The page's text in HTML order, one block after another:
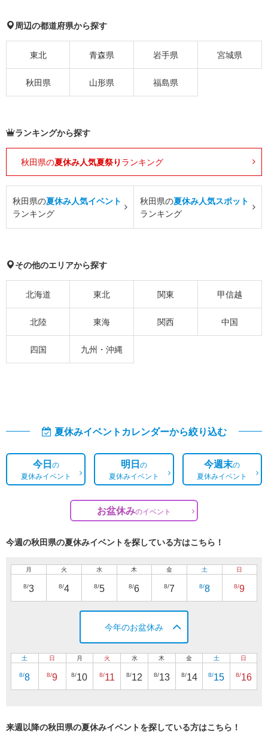
周辺の都道府県から探す
東北 青森県 岩手県 宮城県
秋田県 山形県 福島県
ランキングから探す
秋田県の夏休み人気夏祭り ランキング
秋田県の夏休み人気イベント
ランキング
秋田県の夏休み人気スポット
ランキング
その他のエリアから探す
北海道 東北 関東 甲信越
北陸 東海 関西 中国
四国 九州・沖縄
夏休みイベントカレンダーから絞り込む
今日の
夏休みイベント
明日の
夏休みイベント
今週末の
夏休みイベント
お盆休みのイベント
今週の秋田県の夏休みイベントを探している方はこちら！
月
8/3
火
8/4
水
8/5
木
8/6
金
8/7
土
8/8
日
8/9
今年のお盆休み
土
8/8
日
8/9
月
8/10
火
8/11
水
8/12
木
8/13
金
8/14
土
8/15
日
8/16
来週以降の秋田県の夏休みイベントを探している方はこちら！